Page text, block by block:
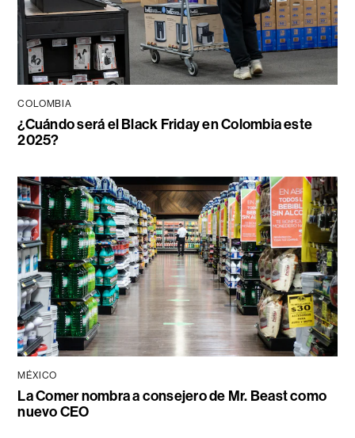
COLOMBIA
¿Cuándo será el Black Friday en Colombia este
2025?
MÉXICO
La Comer nombra a consejero de Mr. Beast como
nuevo CEO